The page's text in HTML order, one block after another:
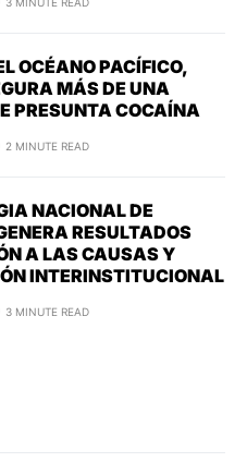
OCÉANO PACÍFICO,
MÁS DE UNA
PRESUNTA COCAÍNA
2 MINUTE READ
NACIONAL DE
RESULTADOS
A LAS CAUSAS Y
INTERINSTITUCIONAL
3 MINUTE READ